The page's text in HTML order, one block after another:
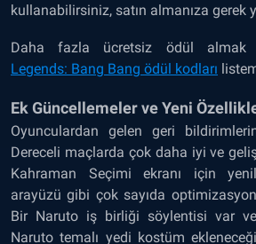
kullanabilirsiniz, satın almanıza gerek
Daha fazla ücretsiz ödül almak
Legends: Bang Bang ödül kodları
Ek Güncellemeler ve Yeni
Oyunculardan gelen geri
Dereceli maçlarda çok daha iyi ve
Kahraman Seçimi ekranı için
arayüzü gibi çok sayıda
Bir Naruto iş birliği söylentisi var ve
Naruto temalı yedi kostüm